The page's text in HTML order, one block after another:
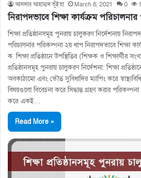
আনসার আহাম্মদ ভূঁইয়া March 6, 2021 0
নিরাপদভাবে শিক্ষা কার্যক্রম
শিক্ষা প্রতিষ্ঠানসমূহ পুনরায় চালুকরণ নির্দেশনায় নিরাপদ
পরিচালনার পরিকল্পনা ২য় ধাপ নিরাপদভাবে শিক্ষা
ক. শিক্ষা প্রতিষ্ঠানে উপস্থিতির (শিক্ষক ও শিক্ষার্থীর
প্রতিষ্ঠানসমূহ পুনরায় চালুকরণ নির্দেশনা: শিক্ষা
অবকাঠামাে এবং ভৌত সুবিধাদির ম্যাপিং করে
বিষয়গুলাে বিবেচনা করে সিদ্ধান্ত গ্রহণ করার
করে একই…
Read More »